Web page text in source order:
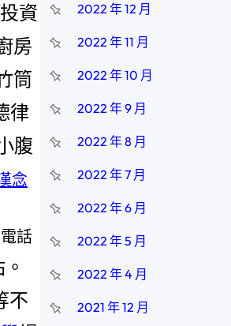
資
房
筒
律
腹
念
話
不
2022 年 12 月
2022 年 11 月
2022 年 10 月
2022 年 9 月
2022 年 8 月
2022 年 7 月
2022 年 6 月
2022 年 5 月
2022 年 4 月
2021 年 12 月